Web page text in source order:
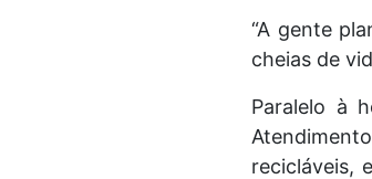
“A gente
cheias de
Paralelo à
recicláveis,